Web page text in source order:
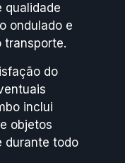
qualidade
ondulado e
transporte.
do
inclui
objetos
durante todo